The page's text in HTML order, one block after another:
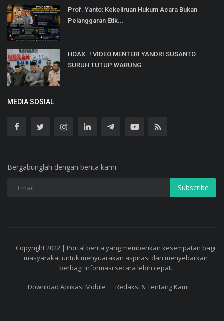
Prof. Yanto: Kekeliruan Hukum Acara Bukan
Pelanggaran Etik...
HOAX..! VIDEO MENTERI YANDRI SUSANTO
SURUH TUTUP WARUNG...
MEDIA SOSIAL
Bergabunglah dengan berita kami
Subscribe
Copyright 2022 | Portal berita yang memberikan kesempatan bagi
masyarakat untuk menyuarakan aspirasi dan menyebarkan
berbagi informasi secara lebih cepat.
Download Aplikasi Mobile Redaksi & Tentang Kami